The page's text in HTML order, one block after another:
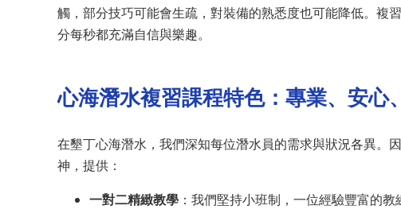
觸，部分技巧可能會生疏，對裝備的熟悉度也可能降低。複
分每秒都充滿自信與樂趣。
心海潛水複習課程特色：專業、安心
在墾丁心海潛水，我們深知每位潛水員的需求與狀況各異。
神，提供：
一對二精緻教學 ：我們堅持小班制，一位經驗豐富的